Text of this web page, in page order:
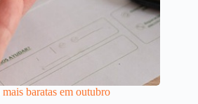
baratas em outubro